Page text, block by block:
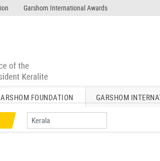
Garshom International Awards
FOUNDATION GARSHOM